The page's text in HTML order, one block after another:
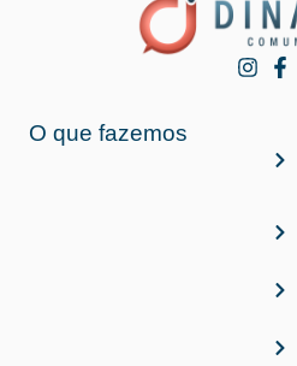
O que fazemos